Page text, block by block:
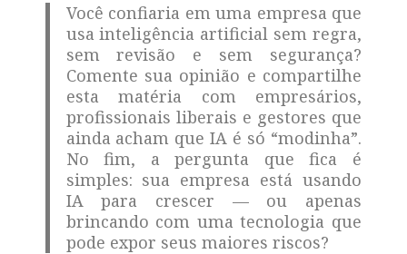
Você confiaria em uma empresa que
usa inteligência artificial sem regra,
sem revisão e sem segurança?
Comente sua opinião e compartilhe
esta matéria com empresários,
profissionais liberais e gestores que
ainda acham que IA é só “modinha”.
No fim, a pergunta que fica é
simples: sua empresa está usando
IA para crescer — ou apenas
brincando com uma tecnologia que
pode expor seus maiores riscos?